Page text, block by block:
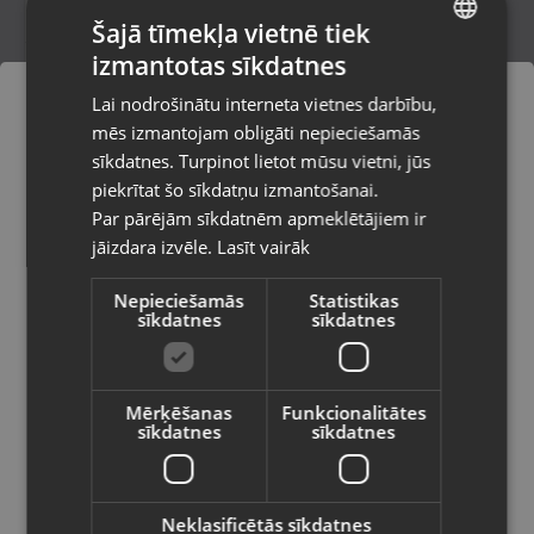
Kārbiņa Juvelierizstrādājumiem
Valka, Raiņa iela 12 k-601
Stāvoklis Jauns (Garantija 24 mēneši)
2.00€
Pasūtījumi tiks piegādāti uz
izvēlēto valsti
Vietnes saturs būs attēlots izvēlētajā
valodā
Valsts
Latviešu / Latvian
RUSSIAN
Šajā tīmekļa vietnē tiek
izmantotas sīkdatnes
Lai nodrošinātu interneta vietnes darbību,
mēs izmantojam obligāti nepieciešamās
sīkdatnes. Turpinot lietot mūsu vietni, jūs
piekrītat šo sīkdatņu izmantošanai.
Par pārējām sīkdatnēm apmeklētājiem ir
jāizdara izvēle. Lasīt vairāk
Nepieciešamās
sīkdatnes
Statistikas
sīkdatnes
Mērķēšanas
sīkdatnes
Funkcionalitātes
sīkdatnes
Neklasificētās sīkdatnes